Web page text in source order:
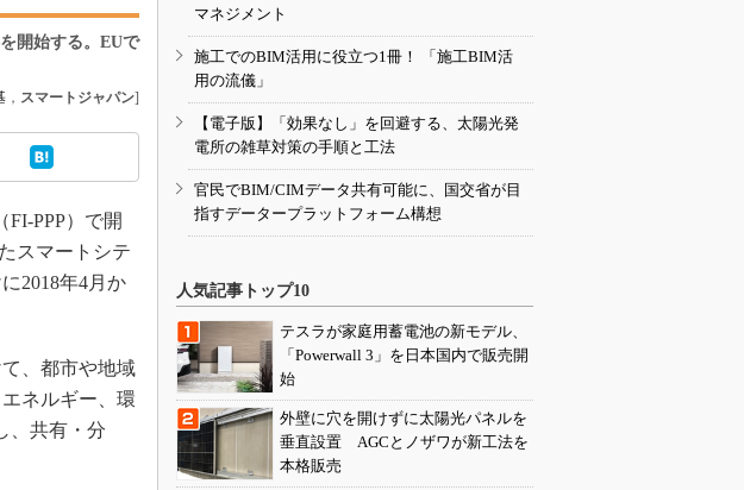
BEMS
開始する。EUで
， スマートジャパン]
PPP）で開
スマートシテ
2018年4月か
、都市や地域
ネルギー、環
、共有・分
マネジメント
施工でのBIM活用に役立つ1冊！ 「施工BIM活
用の流儀」
【電子版】「効果なし」を回避する、太陽光発
電所の雑草対策の手順と工法
官民でBIM/CIMデータ共有可能に、国交省が目
指すデータープラットフォーム構想
人気記事トップ10
テスラが家庭用蓄電池の新モデル、
「Powerwall 3」を日本国内で販売開
始
外壁に穴を開けずに太陽光パネルを
垂直設置 AGCとノザワが新工法を
本格販売